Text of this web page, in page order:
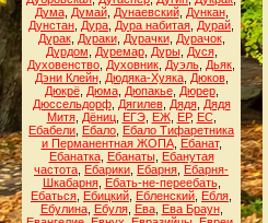
Дума, Думай, Дунаевский, Дункан,
Дунстан Дура Дура набитая Дурай
Дурак, Дураки, Дурачки, Дурачок,
Дурдом
Дуремар, Дуры, Дуся,
Духовенство Духовник Дуэль Дьяк
Дэни Клейн, Дюдяка-Хуяка, Дюков,
Дюкрё, Дюма, Дюпакье, Дюрер,
Дюссельдорф, Дягилев, Дядя, Дядя
Митя, Дёниц, ЕГЭ, ЕЖ, ЕР, ЕС,
Ебабели Ебало Ебало Тифаретника
и Перманентная ЖОПА, Ебанат,
Ебанатка, Ебанаты, Ебанутая
частота Ебарики Ебарня Ебарня-
Шкабарня, Ебать-не-переебать,
Ебаться Ебицкий Ебленский Ебля
Ебулина, Ебуля, Ева, Ева Браун,